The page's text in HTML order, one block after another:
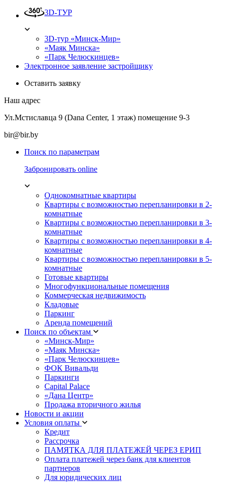
3D-ТУР
3D-тур «Минск-Мир»
«Маяк Минска»
«Парк Челюскинцев»
Электронное заявление застройщику
Оставить заявку
Наш адрес
Ул.Мстиславца 9 (Dana Center, 1 этаж) помещение 9-3
bir@bir.by
Поиск по параметрам
Забронировать online
Однокомнатные квартиры
Квартиры с возможностью перепланировки в 2-
комнатные
Квартиры с возможностью перепланировки в 3-
комнатные
Квартиры с возможностью перепланировки в 4-
комнатные
Квартиры с возможностью перепланировки в 5-
комнатные
Готовые квартиры
Многофункциональные помещения
Коммерческая недвижимость
Кладовые
Паркинг
Аренда помещений
Поиск по объектам
«Минск-Мир»
«Маяк Минска»
«Парк Челюскинцев»
ФОК Вивальди
Паркинги
Capital Palace
«Дана Центр»
Продажа вторичного жилья
Новости и акции
Условия оплаты
Кредит
Рассрочка
ПАМЯТКА ДЛЯ ПЛАТЕЖЕЙ ЧЕРЕЗ ЕРИП
Оплата платежей через банк для клиентов
партнеров
Для юридических лиц